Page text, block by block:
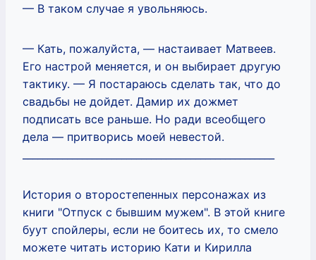
— В таком случае я увольняюсь.
— Кать, пожалуйста, — настаивает Матвеев.
Его настрой меняется, и он выбирает другую
тактику. — Я постараюсь сделать так, что до
свадьбы не дойдет. Дамир их дожмет
подписать все раньше. Но ради всеобщего
дела — притворись моей невестой.
История о второстепенных персонажах из
книги "Отпуск с бывшим мужем". В этой книге
буут спойлеры, если не боитесь их, то смело
можете читать историю Кати и Кирилла